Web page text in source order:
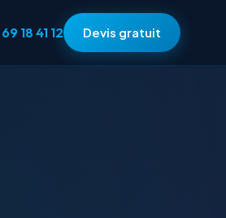
18 41 12 Devis gratuit